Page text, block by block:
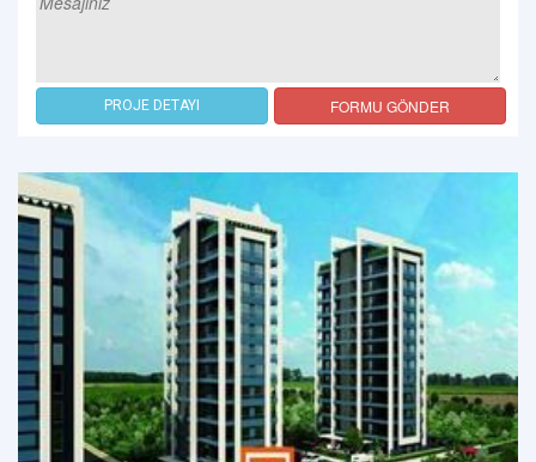
PROJE DETAYI FORMU GÖNDER